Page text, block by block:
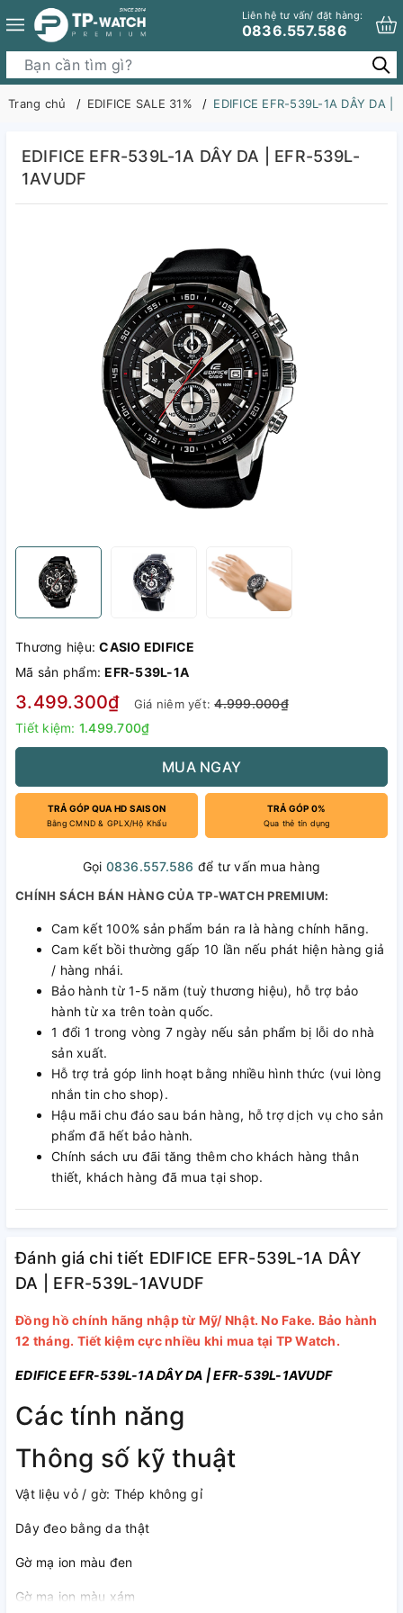
Liên hệ tư vấn/ đặt hàng:
0836.557.586
Trang chủ EDIFICE SALE 31% EDIFICE EFR-539L-1A DÂY DA |
EDIFICE EFR-539L-1A DÂY DA | EFR-539L-
1AVUDF
Thương hiệu:CASIO EDIFICE
Mã sản phẩm:EFR-539L-1A
3.499.300₫ Giá niêm yết:4.999.000₫
Tiết kiệm: 1.499.700₫
MUA NGAY
TRẢ GÓP QUA HD SAISON
Bằng CMND & GPLX/Hộ Khẩu
TRẢ GÓP 0%
Qua thẻ tín dụng
Gọi 0836.557.586 để tư vấn mua hàng
CHÍNH SÁCH BÁN HÀNG CỦA TP-WATCH PREMIUM:
Cam kết 100% sản phẩm bán ra là hàng chính hãng.
Cam kết bồi thường gấp 10 lần nếu phát hiện hàng giả
/ hàng nhái.
Bảo hành từ 1-5 năm (tuỳ thương hiệu), hỗ trợ bảo
hành từ xa trên toàn quốc.
1 đổi 1 trong vòng 7 ngày nếu sản phẩm bị lỗi do nhà
sản xuất.
Hỗ trợ trả góp linh hoạt bằng nhiều hình thức (vui lòng
nhắn tin cho shop).
Hậu mãi chu đáo sau bán hàng, hỗ trợ dịch vụ cho sản
phẩm đã hết bảo hành.
Chính sách ưu đãi tăng thêm cho khách hàng thân
thiết, khách hàng đã mua tại shop.
Đánh giá chi tiết EDIFICE EFR-539L-1A DÂY
DA | EFR-539L-1AVUDF
Đồng hồ chính hãng nhập từ Mỹ/ Nhật. No Fake. Bảo hành
12 tháng. Tiết kiệm cực nhiều khi mua tại TP Watch.
EDIFICE EFR-539L-1A DÂY DA | EFR-539L-1AVUDF
Các tính năng
Thông số kỹ thuật
Vật liệu vỏ / gờ: Thép không gỉ
Dây đeo bằng da thật
Gờ mạ ion màu đen
Gờ mạ ion màu xám